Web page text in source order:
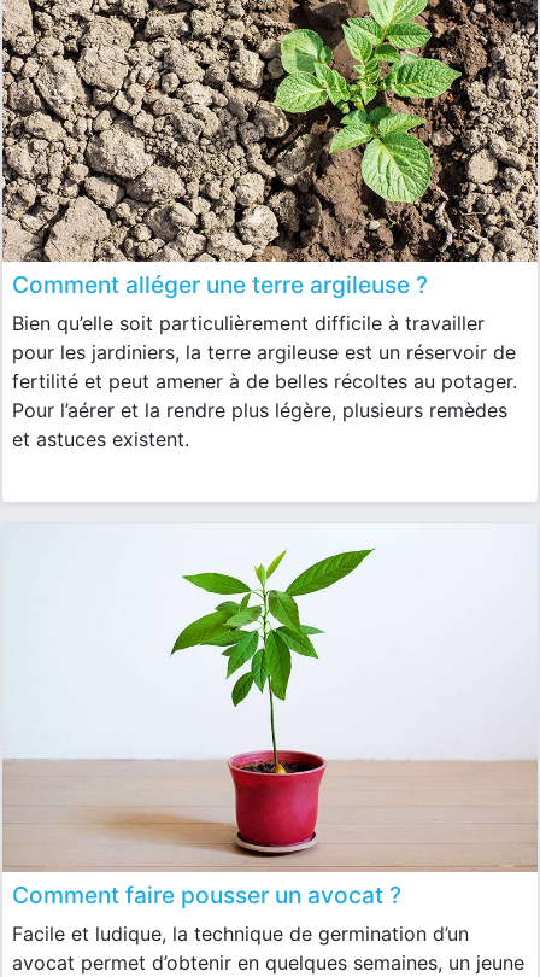
Comment alléger une terre argileuse ?
Bien qu’elle soit particulièrement difficile à travailler
pour les jardiniers, la terre argileuse est un réservoir de
fertilité et peut amener à de belles récoltes au potager.
Pour l’aérer et la rendre plus légère, plusieurs remèdes
et astuces existent.
Comment faire pousser un avocat ?
Facile et ludique, la technique de germination d’un
avocat permet d’obtenir en quelques semaines, un jeune